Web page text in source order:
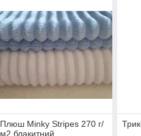
Плюш Minky Stripes 270 г/
м2 блакитний